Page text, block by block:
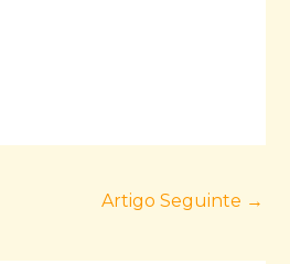
Artigo Seguinte →